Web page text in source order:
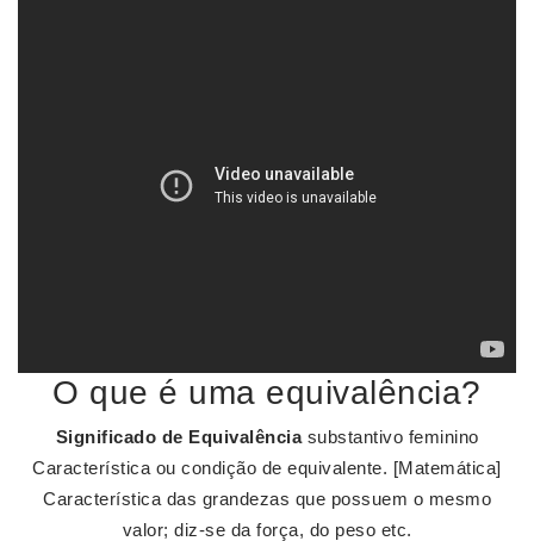
O que é uma equivalência?
Significado de Equivalênciasubstantivo feminino
Característica ou condição de equivalente. [Matemática]
Característica das grandezas que possuem o mesmo
valor; diz-se da força, do peso etc.